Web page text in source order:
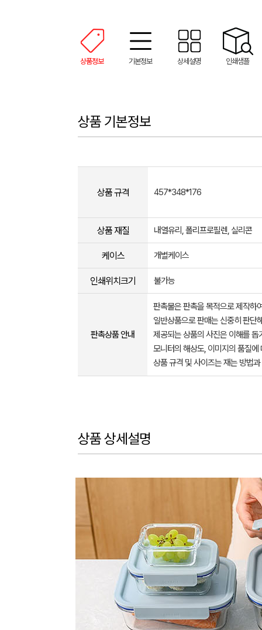
상품정보 기본정보 상세설명 인쇄샘플
상품 기본정보
상품 규격 457*348*176
상품 재질 내열유리, 폴리프로필렌, 실리콘
케이스 개별케이스
인쇄위치크기 불가능
판촉상품 안내
판촉물은 판촉을 목적으로 제작하
일반상품으로 판매는 신중히 판단
제공되는 상품의 사진은 이해를
모니터의 해상도, 이미지의 품질
상품 규격 및 사이즈는 재는 방법
상품 상세설명